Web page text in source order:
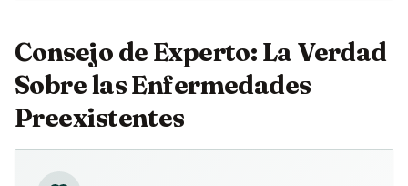
Consejo de Experto: La Verdad
Sobre las Enfermedades
Preexistentes